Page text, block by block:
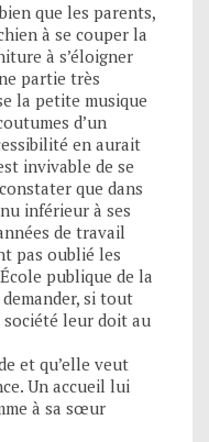
que les parents,
à se couper la
à s’éloigner
partie très
la petite musique
d’un
en aurait
invivable de se
que dans
inférieur à ses
de travail
pas oublié les
publique de la
si tout
leur doit au
et qu’elle veut
Un accueil lui
à sa sœur